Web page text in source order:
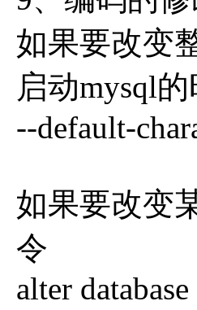
如果要改变
启动mysql
--default-
如果要改变
令
alter